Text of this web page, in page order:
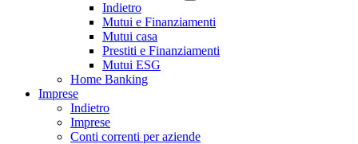
Indietro
Mutui e Finanziamenti
Mutui casa
Prestiti e Finanziamenti
Mutui ESG
Home Banking
Imprese
Indietro
Imprese
Conti correnti per aziende